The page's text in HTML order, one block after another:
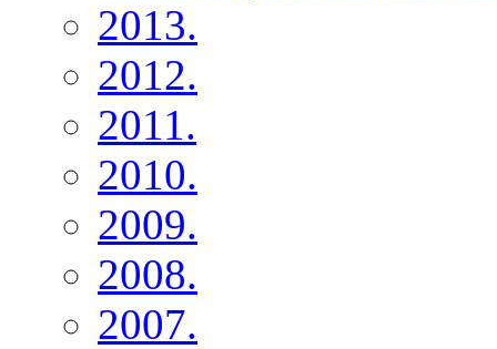
2013.
2012.
2011.
2010.
2009.
2008.
2007.